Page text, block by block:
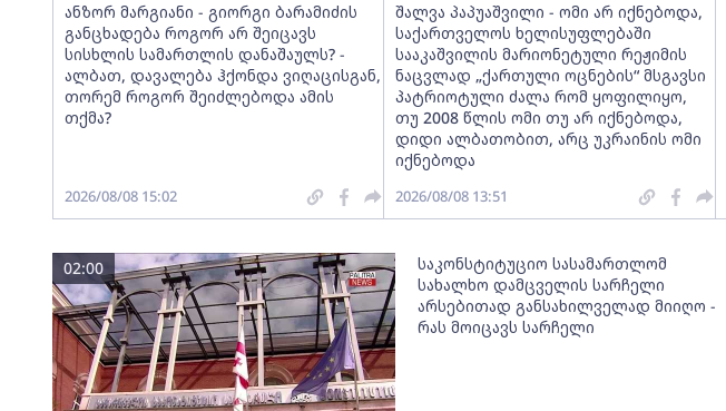
ანზორ მარგიანი - გიორგი ბარამიძის
განცხადება როგორ არ შეიცავს
სისხლის სამართლის დანაშაულს? -
ალბათ, დავალება ჰქონდა ვიღაცისგან,
თორემ როგორ შეიძლებოდა ამის
თქმა?
2026/08/08 15:02
შალვა პაპუაშვილი - ომი არ იქნებოდა,
საქართველოს ხელისუფლებაში
სააკაშვილის მარიონეტული რეჟიმის
ნაცვლად „ქართული ოცნების“ მსგავსი
პატრიოტული ძალა რომ ყოფილიყო,
თუ 2008 წლის ომი თუ არ იქნებოდა,
დიდი ალბათობით, არც უკრაინის ომი
იქნებოდა
2026/08/08 13:51
საკონსტიტუციო სასამართლომ
სახალხო დამცველის სარჩელი
არსებითად განსახილველად მიიღო -
რას მოიცავს სარჩელი
02:00